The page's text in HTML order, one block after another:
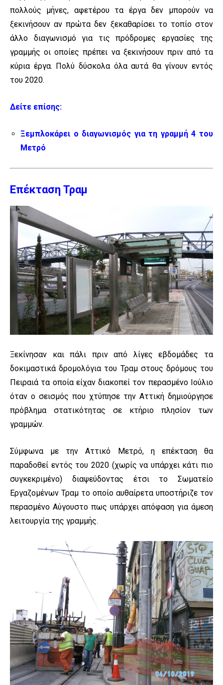
πολλούς μήνες, αφετέρου τα έργα δεν μπορούν να
ξεκινήσουν αν πρώτα δεν ξεκαθαρίσει το τοπίο στον
άλλο διαγωνισμό για τις πρόδρομες εργασίες της
γραμμής οι οποίες πρέπει να ξεκινήσουν πριν από τα
κύρια έργα. Πολύ δύσκολα όλα αυτά θα γίνουν εντός
του 2020.
Δείτε επίσης:
Ξεμπλοκάρει ο διαγωνισμός για τη γραμμή 4 του
Μετρό
Επέκταση Τραμ
Ξεκίνησαν και πάλι πριν από λίγες εβδομάδες τα
δοκιμαστικά δρομολόγια του Τραμ στους δρόμους του
Πειραιά τα οποία είχαν διακοπεί τον περασμένο Ιούλιο
όταν ο σεισμός που χτύπησε την Αττική δημιούργησε
πρόβλημα στατικότητας σε κτήριο πλησίον των
γραμμών.
Σύμφωνα με την Αττικό Μετρό, η επέκταση θα
παραδοθεί εντός του 2020 (χωρίς να υπάρχει κάτι πιο
συγκεκριμένο) διαψεύδοντας έτσι το Σωματείο
Εργαζομένων Τραμ το οποίο αυθαίρετα υποστήριζε τον
περασμένο Αύγουστο πως υπάρχει απόφαση για άμεση
λειτουργία της γραμμής.